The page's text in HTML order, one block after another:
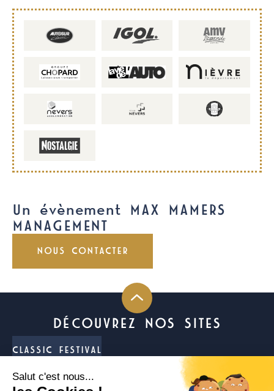
Un évènement MAX MAMERS
MANAGEMENT
NOUS CONTACTER
DÉCOUVREZ NOS SITES
CLASSIC FESTIVAL
FUN CUP